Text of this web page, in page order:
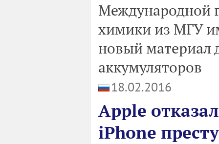
Международной
химики из МГУ
новый материал
аккумуляторов
18.02.2016
Apple
iPhone